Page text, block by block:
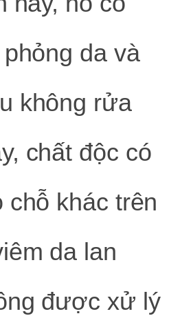
da và
không rửa
chất độc có
chỗ khác trên
da lan
được xử lý